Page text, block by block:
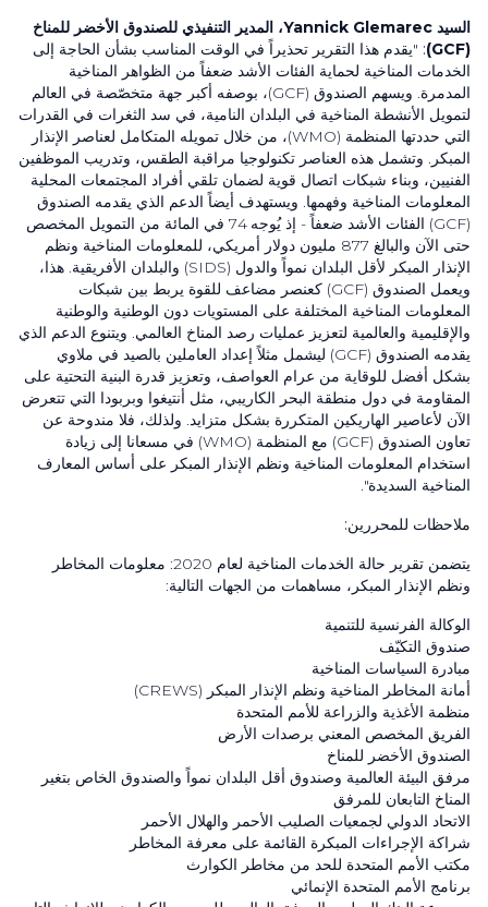
السيد Yannick Glemarec، المدير التنفيذي للصندوق الأخضر للمناخ
(GCF)
: "يقدم هذا التقرير تحذيراً في الوقت المناسب بشأن الحاجة إلى
الخدمات المناخية لحماية الفئات الأشد ضعفاً من الظواهر المناخية
المدمرة. ويسهم الصندوق (GCF)
، بوصفه أكبر جهة متخصّصة في العالم
لتمويل الأنشطة المناخية في البلدان النامية، في سد الثغرات في القدرات
التي حددتها المنظمة (WMO)
، من خلال تمويله المتكامل لعناصر الإنذار
المبكر. وتشمل هذه العناصر تكنولوجيا مراقبة الطقس، وتدريب الموظفين
الفنيين، وبناء شبكات اتصال قوية لضمان تلقي أفراد المجتمعات المحلية
المعلومات المناخية وفهمها. ويستهدف أيضاً الدعم الذي يقدمه الصندوق
(GCF)
الفئات الأشد ضعفاً - إذ يُوجه74 في المائة من التمويل المخصص
حتى الآن والبالغ 877 مليون دولار أمريكي، للمعلومات المناخية ونظم
الإنذار المبكر لأقل البلدان نمواً والدول (SIDS)
والبلدان الأفريقية. هذا،
ويعمل الصندوق (GCF)
كعنصر مضاعف للقوة يربط بين شبكات
المعلومات المناخية المختلفة على المستويات دون الوطنية والوطنية
والإقليمية والعالمية لتعزيز عمليات رصد المناخ العالمي. ويتنوع الدعم الذي
يقدمه الصندوق (GCF)
ليشمل مثلاً إعداد العاملين بالصيد في ملاوي
بشكل أفضل للوقاية من عرام العواصف، وتعزيز قدرة البنية التحتية على
المقاومة في دول منطقة البحر الكاريبي، مثل أنتيغوا وبربودا التي تتعرض
الآن لأعاصير الهاريكين المتكررة بشكل متزايد. ولذلك، فلا مندوحة عن
تعاون الصندوق (GCF) مع المنظمة (WMO)
في مسعانا إلى زيادة
استخدام المعلومات المناخية ونظم الإنذار المبكر على أساس المعارف
المناخية السديدة".
ملاحظات للمحررين:
يتضمن تقرير حالة الخدمات المناخية لعام 2020: معلومات المخاطر
ونظم الإنذار المبكر، مساهمات من الجهات التالية:
الوكالة الفرنسية للتنمية
صندوق التكيّف
مبادرة السياسات المناخية
أمانة المخاطر المناخیة ونظم الإنذار المبكر (CREWS)
منظمة الأغذية والزراعة للأمم المتحدة
‏الفريق المخصص المعني برصدات الأرض
الصندوق الأخضر للمناخ
مرفق البيئة العالمية وصندوق أقل البلدان نمواً والصندوق الخاص بتغير
المناخ التابعان للمرفق
الاتحاد الدولي لجمعيات الصليب الأحمر والهلال الأحمر
شراكة الإجراءات المبكرة القائمة على معرفة المخاطر
مكتب الأمم المتحدة للحد من مخاطر الكوارث
برنامج الأمم المتحدة الإنمائي